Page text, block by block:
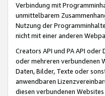
Verbindung mit
unmittelbarem
Nutzung der
nicht mit einer anderen
Creators API und PA API
oder mehreren verbundenen
Daten, Bilder, Texte oder
anwendbaren
diesen verbundenen